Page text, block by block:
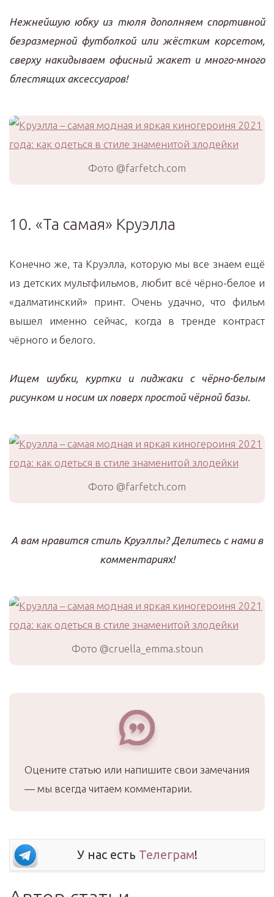
Нежнейшую юбку из тюля дополняем спортивной
безразмерной футболкой или жёстким корсетом,
сверху накидываем офисный жакет и много-много
блестящих аксессуаров!
Фото @farfetch.com
10. «Та самая» Круэлла
Конечно же, та Круэлла, которую мы все знаем ещё
из детских мультфильмов, любит всё чёрно-белое и
«далматинский» принт. Очень удачно, что фильм
вышел именно сейчас, когда в тренде контраст
чёрного и белого.
Ищем шубки, куртки и пиджаки с чёрно-белым
рисунком и носим их поверх простой чёрной базы.
Фото @farfetch.com
А вам нравится стиль Круэллы? Делитесь с нами в
комментариях!
Фото @cruella_emma.stoun
Оцените статью или напишите свои замечания
— мы всегда читаем комментарии.
У нас есть Телеграм!